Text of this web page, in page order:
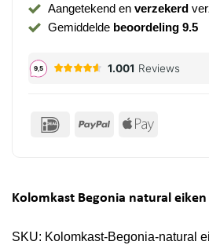
Aangetekend en verzekerd
Gemiddelde beoordeling 9.5
IDeal PayPal Apple
Kolomkast Begonia natural eiken
SKU: Kolomkast-Begonia-natural